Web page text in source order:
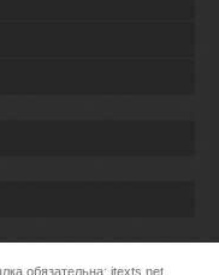
обязательна: itexts.net